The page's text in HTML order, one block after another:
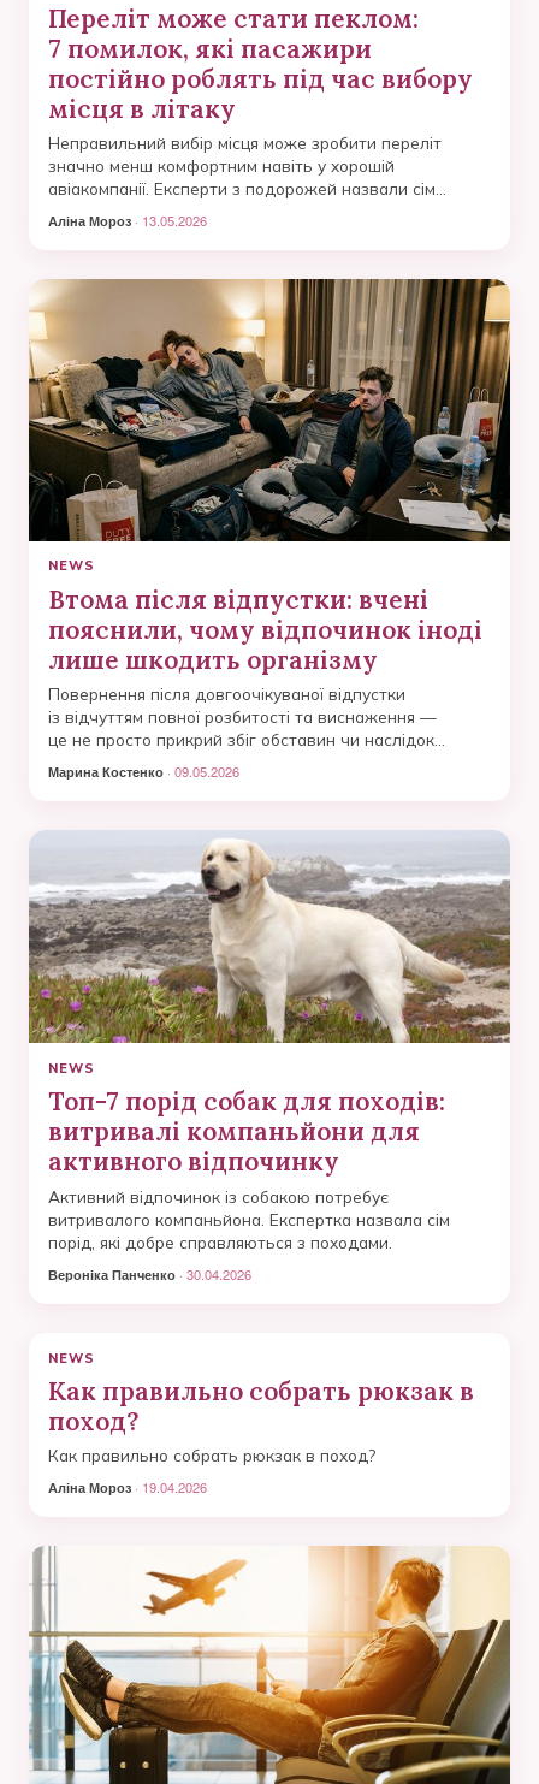
Переліт може стати пеклом:
7 помилок, які пасажири
постійно роблять під час вибору
місця в літаку
Неправильний вибір місця може зробити переліт
значно менш комфортним навіть у хорошій
авіакомпанії. Експерти з подорожей назвали сім
Аліна Мороз · 13.05.2026
NEWS
Втома після відпустки: вчені
пояснили, чому відпочинок іноді
лише шкодить організму
Повернення після довгоочікуваної відпустки
із відчуттям повної розбитості та виснаження —
це не просто прикрий збіг обставин чи наслідок
який вчені нарешті змогли пояснити за допомогою
Марина Костенко · 09.05.2026
NEWS
Топ-7 порід собак для походів:
витривалі компаньйони для
активного відпочинку
Активний відпочинок із собакою потребує
витривалого компаньйона. Експертка назвала сім
порід, які добре справляються з походами.
Вероніка Панченко · 30.04.2026
NEWS
Как правильно собрать рюкзак в
поход?
Как правильно собрать рюкзак в поход?
Аліна Мороз · 19.04.2026